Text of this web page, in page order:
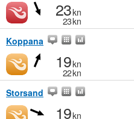
23kn
23kn
Koppana
19kn
22kn
Storsand
19kn